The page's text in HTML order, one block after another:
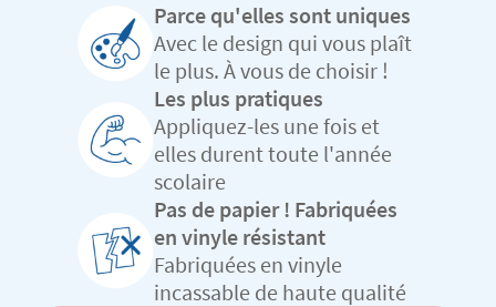
Parce qu'elles sont uniques
Avec le design qui vous plaît
le plus. À vous de choisir !
Les plus pratiques
Appliquez-les une fois et
elles durent toute l'année
scolaire
Pas de papier ! Fabriquées
en vinyle résistant
Fabriquées en vinyle
incassable de haute qualité